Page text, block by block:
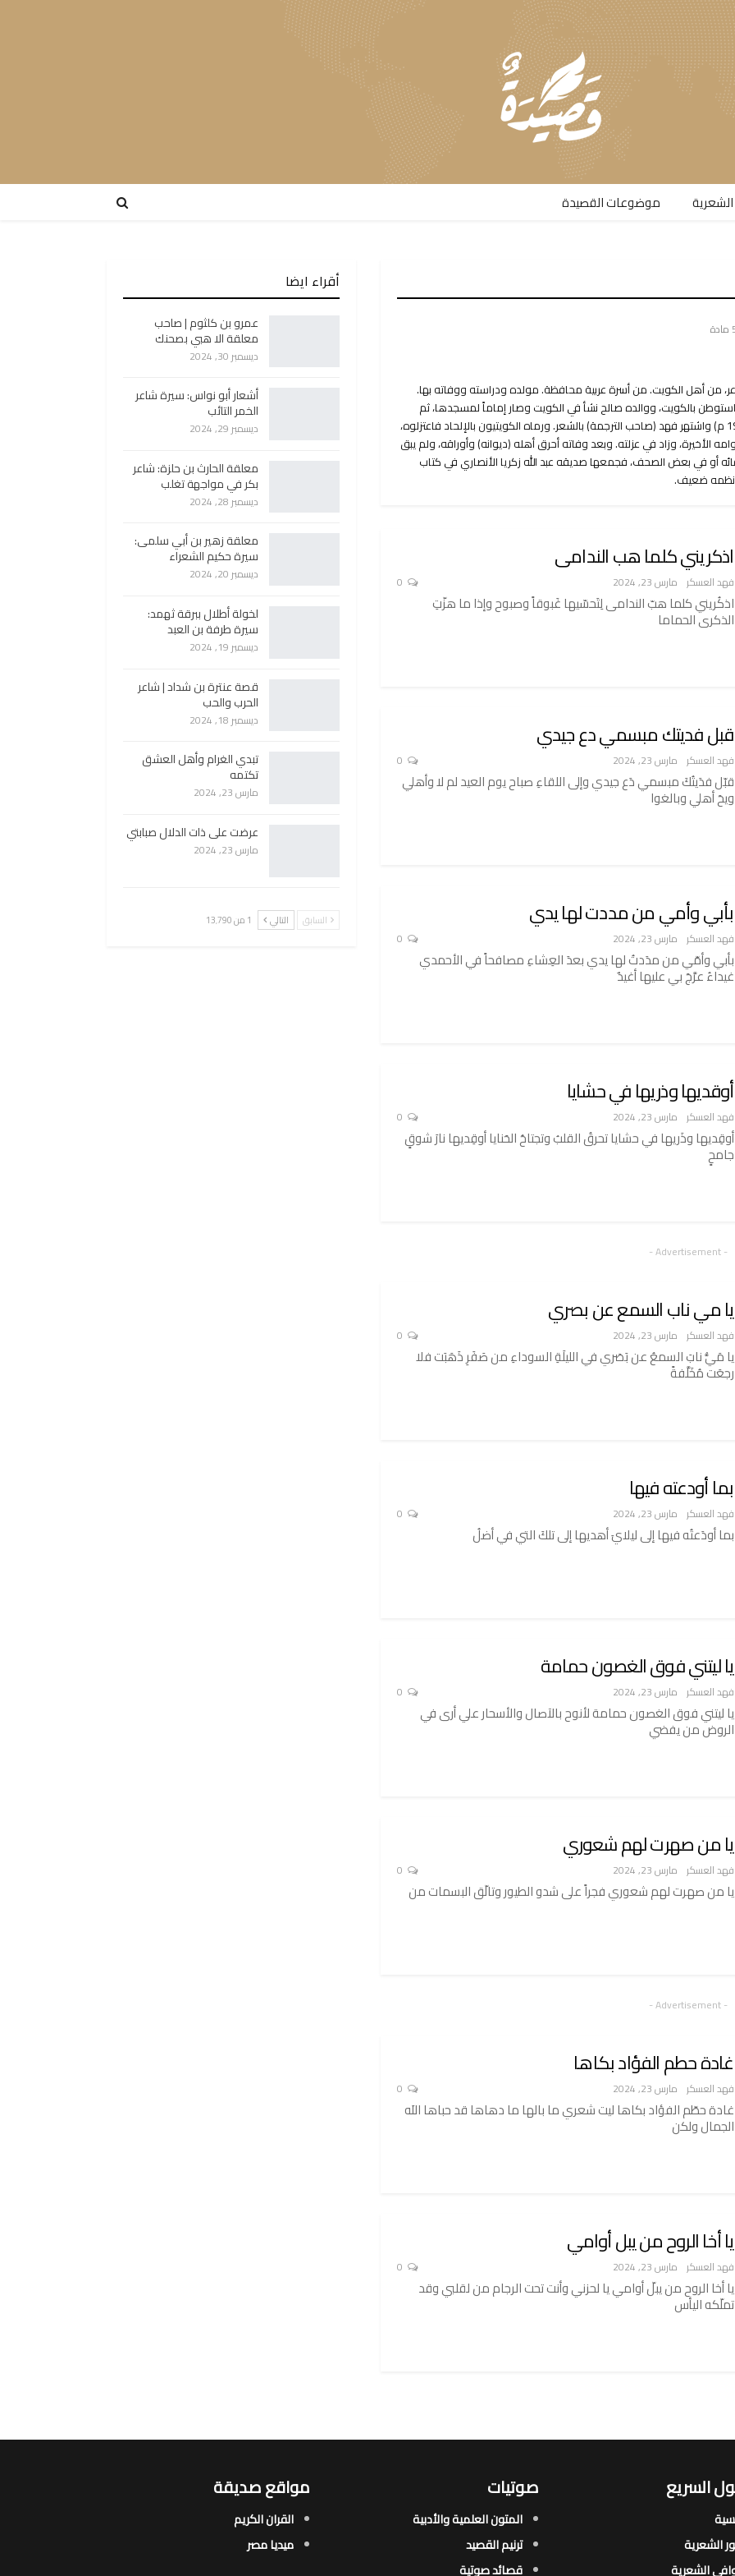
موضوعات القصيدة​
من أهل الكويت. من أسرة عربية محافظة. مولده ودراسته ووفاته بها.
بالكويت، ووالده صالح نشأ في الكويت وصار إماماً لمسجدها، ثم
موظفاً في الجمرك وتوفي بها (1947 م) واشتهر فهد (صاحب الترجمة) بالشعر. ورماه الكويتيون بالإلحاد فاعتزلوه،
الأخيرة، وزاد في عزلته. وبعد وفاته أحرق أهله (ديوانه) وأوراقه، ولم يبق
أو في بعض الصحف، فجمعها صديقه عبد الله زكريا الأنصاري في كتاب
ضعيف.
اذكريني كلما هب الندامى
فهد العسكر مارس 23, 2024
اذكُريني كلما هبّ الندامى لِتَحسّيها غَبوقاً وصبوح وإذا ما هزّتِ
الذكرى الحماما
قبل فديتك مبسمي دع جيدي
فهد العسكر مارس 23, 2024
قبّل فدَيتُكَ مبسمي دَع جيدي وإلى اللقاءِ صباح يوم العيد لم لا وأهلي
ويحَ أهلي وبالغوا
بأبي وأمي من مددت لها يدي
فهد العسكر مارس 23, 2024
بأبي وأمّي من مدَدتُ لها يدي بعدَ العِشاءِ مصافحاً في الأحمدي
غيداءُ عرَّجَ بي عليها أغيدٌ
أوقديها وذريها في حشايا
فهد العسكر مارس 23, 2024
أوقِديها وذَريها في حشايا تحرقُ القلبُ وتجتاحُ الحَنايا أوقِديها نارَ شوقٍ
جامحٍ
- Advertisement -
يا مي ناب السمع عن بصري
فهد العسكر مارس 23, 2024
يا مَيُّ نابَ السمعُ عن بَصَري في الليلَةِ السوداءِ من صَفَرِ ذَهَبَت فلا
رجعَت مُخَلَّفةً
بما أودعته فيها
فهد العسكر مارس 23, 2024
بما أودَعتُه فيها إلى ليلايَ أهديها إلى تلكَ التي في أضلُ
يا ليتني فوق الغصون حمامة
فهد العسكر مارس 23, 2024
يا ليتني فوق الغصون حمامة لأنوح بالآصال والأسحار علي أرى في
الروض من يفضي
يا من صهرت لهم شعوري
فهد العسكر مارس 23, 2024
يا من صهرت لهم شعوري فجراً على شدو الطيور وتالّق البسمات من
- Advertisement -
غادة حطم الفؤاد بكاها
فهد العسكر مارس 23, 2024
غادة حطّم الفؤاد بكاها ليت شعري ما بالها ما دهاها قد حباها اللَه
الجمال ولكن
يا أخا الروح من يبل أوامي
فهد العسكر مارس 23, 2024
يا أخا الروح من يبلّ أوامي يا لحزني وأنت تحت الرجام من لقلبي وقد
تملّكه اليأس
أقراء ايضا
عمرو بن كلثوم | صاحب
معلقة الا هبي بصحنك
ديسمبر 30, 2024
أشعار أبو نواس: سيرة شاعر
الخمر التائب
ديسمبر 29, 2024
معلقة الحارث بن حلزة: شاعر
بكر في مواجهة تغلب
ديسمبر 28, 2024
معلقة زهير بن أبي سلمى:
سيرة حكيم الشعراء
ديسمبر 20, 2024
لخولة أطلال ببرقة ثهمد:
سيرة طرفة بن العبد
ديسمبر 19, 2024
قصة عنترة بن شداد | شاعر
الحرب والحب
ديسمبر 18, 2024
تبدي الغرام وأهل العشق
تكتمه
مارس 23, 2024
عرضت على ذات الدلال صبابتي
مارس 23, 2024
السابق التالي 1 من 13٬790
السريع
الشعرية​
الشعرية​
صوتيات
المتون العلمية والأدبية
ترنيم القصيد
قصائد صوتية
مواقع صديقة
القران الكريم
ميديا مصر